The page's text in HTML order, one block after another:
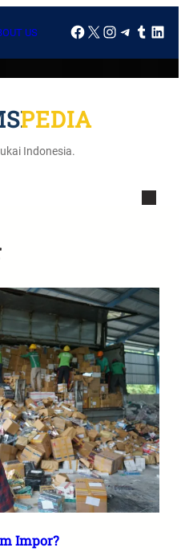
US
Indonesia.
Impor?